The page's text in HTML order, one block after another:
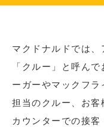
マクドナルドでは
「クルー」と呼ん
ーガーやマックフ
担当のクルー、お客
カウンターでの接